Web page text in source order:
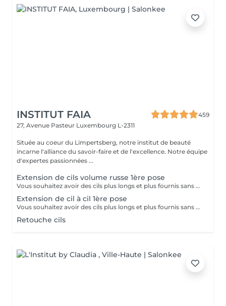
INSTITUT FAIA
459
27, Avenue Pasteur Luxembourg L-2311
Située au coeur du Limpertsberg, notre institut de beauté
incarne l'alliance du savoir-faire et de l'excellence. Notre équipe
d'expertes passionnées ...
Extension de cils volume russe 1ère pose
Vous souhaitez avoir des cils plus longs et plus fournis sans avoir à vous maquiller tous les jours? Alors les extensions sont la réponse à vos envies! Le volume russe c'est la pose de petits bouquets de cils très légers et fait manuellement pour gagner en volume et en densité. Nous adaptons la pose en fonction de vos yeux et de vos souhaits. Résultat naturel ou plus sophistiqué? Tout est possible, et nos lashartist sauront vous conseiller sur ce qui est le plus adapté pour vous!
Extension de cil à cil 1ère pose
Vous souhaitez avoir des cils plus longs et plus fournis sans avoir à vous maquiller tous les jours? Alors les extensions sont la réponse à vos envies! La technique Cil à Cil c'est la pose d'une extension très légère sur un cil naturel pour gagner en longueur et en courbure. Nous adaptons la pose en fonction de vos yeux et de vos souhaits. Cette technique offre un résultat très naturel et nos lashartist sauront vous conseiller sur ce qui est le plus adapté pour vous !
Retouche cils